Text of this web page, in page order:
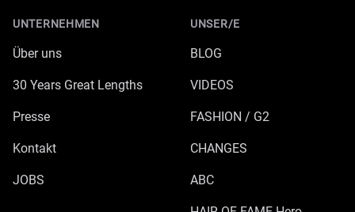
UNTERNEHMEN
Über uns
30 Years Great Lengths
Presse
Kontakt
JOBS
UNSER/E
BLOG
VIDEOS
FASHION / G2
CHANGES
ABC